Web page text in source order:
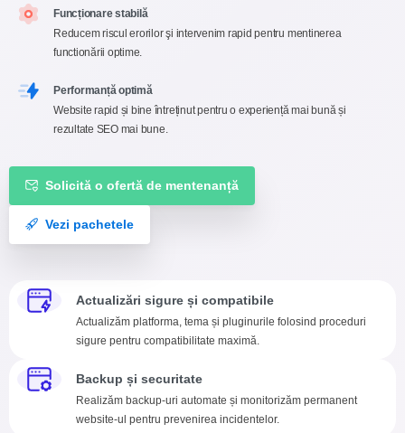
Funcționare stabilă
Reducem riscul erorilor şi intervenim rapid pentru mentinerea
functionării optime.
Performanță optimă
Website rapid și bine întreținut pentru o experiență mai bună și
rezultate SEO mai bune.
Solicită o ofertă de mentenanță
Vezi pachetele
Actualizări sigure și compatibile
Actualizăm platforma, tema și pluginurile folosind proceduri
sigure pentru compatibilitate maximă.
Backup și securitate
Realizăm backup-uri automate și monitorizăm permanent
website-ul pentru prevenirea incidentelor.